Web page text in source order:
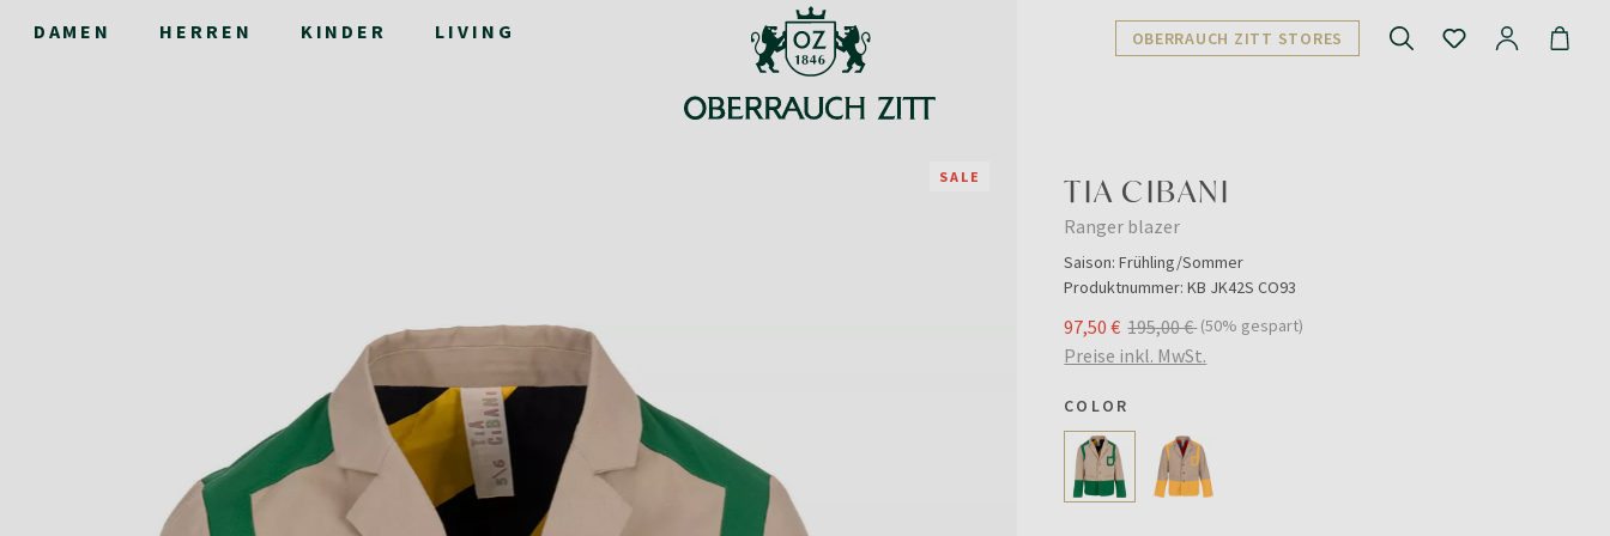
DAMEN HERREN KINDER LIVING OBERRAUCH ZITT STORES
SALE TIA CIBANI
Ranger blazer
Saison: Frühling/Sommer
Produktnummer:KB JK42S CO93
97,50 € 195,00 € (50% gespart)
Preise inkl. MwSt.
COLOR